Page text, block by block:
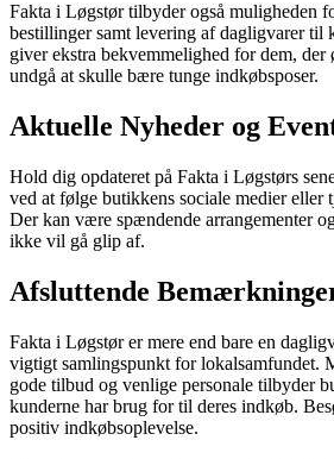
Fakta i Løgstør tilbyder også muligheden
bestillinger samt levering af dagligvarer til
giver ekstra bekvemmelighed for dem, der
undgå at skulle bære tunge indkøbsposer.
Aktuelle Nyheder og
Hold dig opdateret på Fakta i Løgstørs
ved at følge butikkens sociale medier eller
Der kan være spændende arrangementer
ikke vil gå glip af.
Afsluttende
Fakta i Løgstør er mere end bare en
vigtigt samlingspunkt for lokalsamfundet.
gode tilbud og venlige personale tilbyder
kunderne har brug for til deres indkøb.
positiv indkøbsoplevelse.